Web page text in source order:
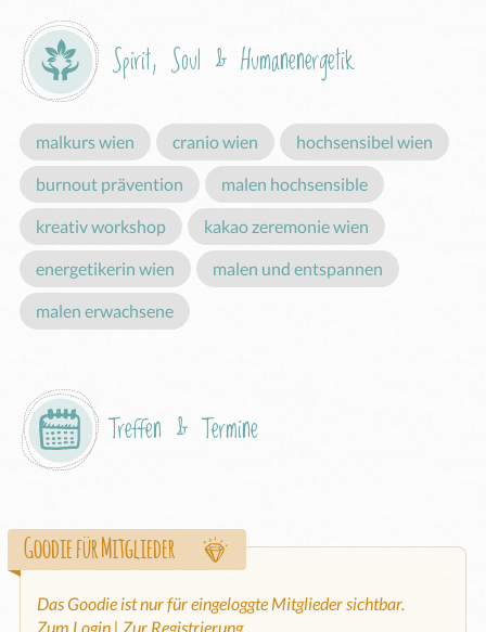
Spirit, Soul & Humanenergetik
malkurs wien cranio wien hochsensibel wien
burnout prävention malen hochsensible
kreativ workshop kakao zeremonie wien
energetikerin wien malen und entspannen
malen erwachsene
Treffen & Termine
Goodie für Mitglieder
Das Goodie ist nur für eingeloggte Mitglieder sichtbar.
Zum Login | Zur Registrierung